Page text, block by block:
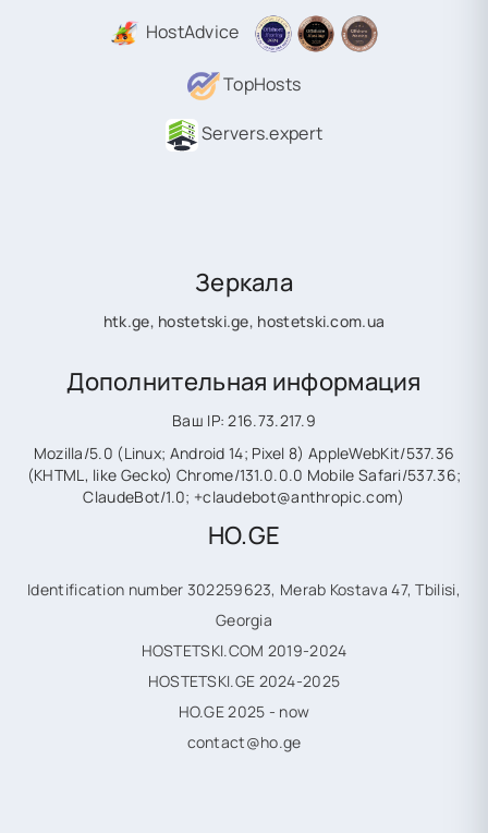
HostAdvice
TopHosts
Servers.expert
Зеркала
htk.ge, hostetski.ge, hostetski.com.ua
Дополнительная информация
Ваш IP: 216.73.217.9
Mozilla/5.0 (Linux; Android 14; Pixel 8) AppleWebKit/537.36
(KHTML, like Gecko) Chrome/131.0.0.0 Mobile Safari/537.36;
ClaudeBot/1.0; +claudebot@anthropic.com)
HO.GE
Identification number 302259623, Merab Kostava 47, Tbilisi,
Georgia
HOSTETSKI.COM 2019-2024
HOSTETSKI.GE 2024-2025
HO.GE 2025 - now
contact@ho.ge